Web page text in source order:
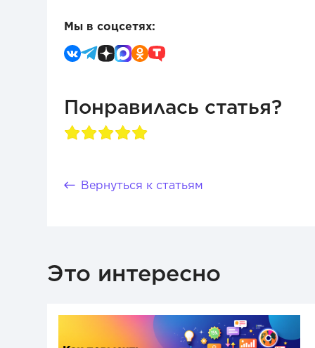
Мы в соцсетях:
Понравилась статья?
Вернуться к статьям
Это интересно